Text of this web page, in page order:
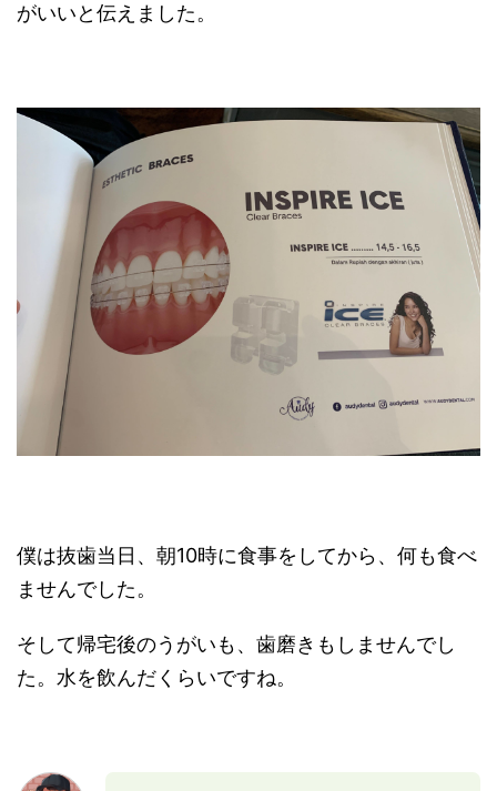
がいいと伝えました。
僕は抜歯当日、朝10時に食事をしてから、何も食べ
ませんでした。
そして帰宅後のうがいも、歯磨きもしませんでし
た。水を飲んだくらいですね。